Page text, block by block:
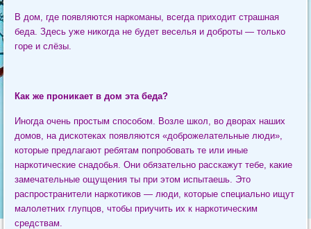
В дом, где появляются наркоманы, всегда приходит страшная
беда. Здесь уже никогда не будет веселья и доброты — только
горе и слёзы.
Как же проникает в дом эта беда?
Иногда очень простым способом. Возле школ, во дворах наших
домов, на дискотеках появляются «доброжелательные люди»,
которые предлагают ребятам попробовать те или иные
наркотические снадобья. Они обязательно расскажут тебе, какие
замечательные ощущения ты при этом испытаешь. Это
распространители наркотиков — люди, которые специально ищут
малолетних глупцов, чтобы приучить их к наркотическим
средствам.